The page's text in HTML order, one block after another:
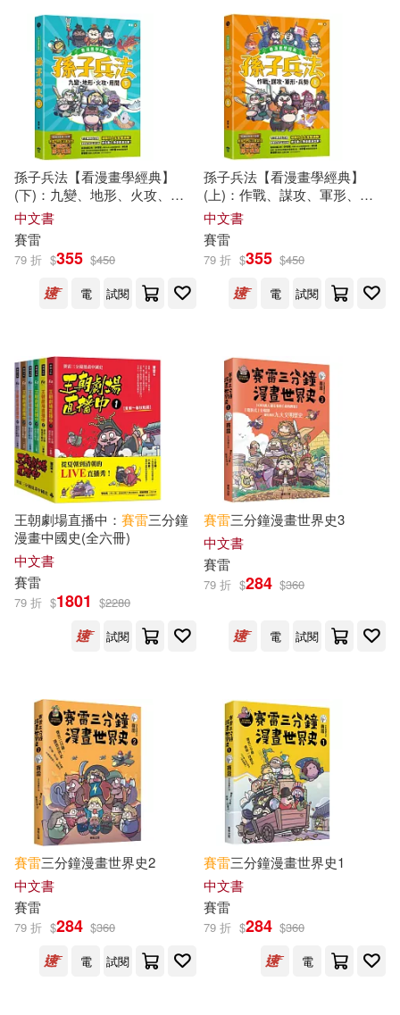
孫子兵法【看漫畫學經典】
(下)：九變、地形、火攻、用
間
中文書
賽雷
79 折 $355 $450
電
試閱
孫子兵法【看漫畫學經典】
(上)：作戰、謀攻、軍形、兵
勢
中文書
賽雷
79 折 $355 $450
電
試閱
王朝劇場直播中： 賽雷三分鐘
漫畫中國史(全六冊)
中文書
賽雷
79 折 $1801 $2280
試閱
賽雷三分鐘漫畫世界史3
中文書
賽雷
79 折 $284 $360
電 試閱
賽雷三分鐘漫畫世界史2
中文書
賽雷
79 折 $284 $360
電
試閱
賽雷三分鐘漫畫世界史1
中文書
賽雷
79 折 $284 $360
電